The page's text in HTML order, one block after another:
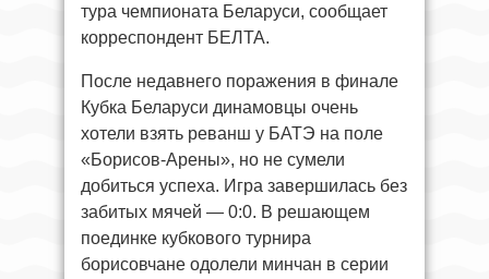
тура чемпионата Беларуси, сообщает
корреспондент БЕЛТА.
После недавнего поражения в финале
Кубка Беларуси динамовцы очень
хотели взять реванш у БАТЭ на поле
«Борисов-Арены», но не сумели
добиться успеха. Игра завершилась без
забитых мячей — 0:0. В решающем
поединке кубкового турнира
борисовчане одолели минчан в серии